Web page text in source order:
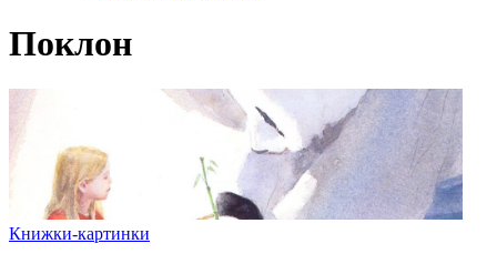
Поклон
Книжки-картинки